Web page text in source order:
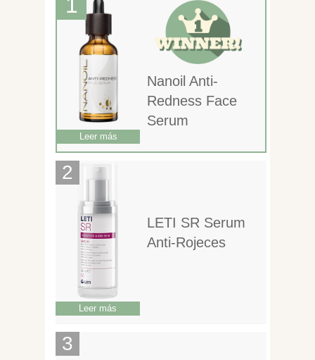
Nanoil Anti-
Redness Face
Serum
Leer más
LETI SR Serum
Anti-Rojeces
Leer más